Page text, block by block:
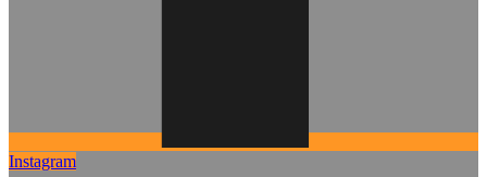
Instagram